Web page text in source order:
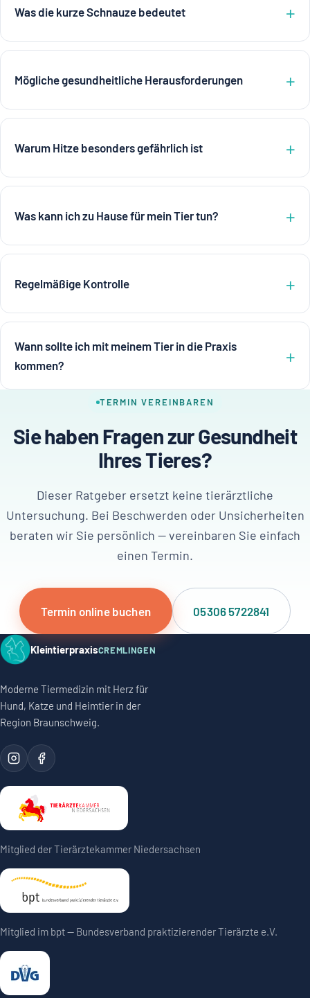
Was die kurze Schnauze bedeutet
Mögliche gesundheitliche Herausforderungen
Warum Hitze besonders gefährlich ist
Was kann ich zu Hause für mein Tier tun?
Regelmäßige Kontrolle
Wann sollte ich mit meinem Tier in die Praxis
kommen?
TERMIN VEREINBAREN
Sie haben Fragen zur Gesundheit
Ihres Tieres?
Dieser Ratgeber ersetzt keine tierärztliche
Untersuchung. Bei Beschwerden oder Unsicherheiten
beraten wir Sie persönlich — vereinbaren Sie einfach
einen Termin.
Termin online buchen 05306 5722841
KleintierpraxisCREMLINGEN
Moderne Tiermedizin mit Herz für
Hund, Katze und Heimtier in der
Region Braunschweig.
Mitglied der Tierärztekammer Niedersachsen
Mitglied im bpt — Bundesverband praktizierender Tierärzte e.V.